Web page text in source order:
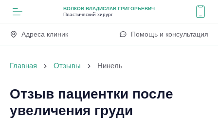
ВОЛКОВ ВЛАДИСЛАВ ГРИГОРЬЕВИЧ
Пластический хирург
Адреса клиник Помощь и консультация
Главная Отзывы Нинель
Отзыв пациентки после
увеличения груди